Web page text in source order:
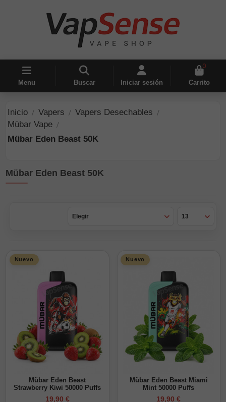
Menu Buscar Iniciar sesión
0
Carrito
Inicio Vapers
Vapers Desechables
Mübar Vape
Mübar Eden Beast 50K
Mübar Eden Beast 50K
Elegir 13
Nuevo
Mübar Eden Beast
Strawberry Kiwi 50000 Puffs
19,90 €
Nuevo
Mübar Eden Beast Miami
Mint 50000 Puffs
19,90 €